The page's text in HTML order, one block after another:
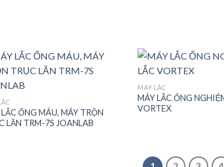
wishlist
ỐNG MÁU, MÁY TRỘN
LĂN TRM-7S JOANLAB
MÁY LẮC
MÁY LẮC ỐNG
VORTEX